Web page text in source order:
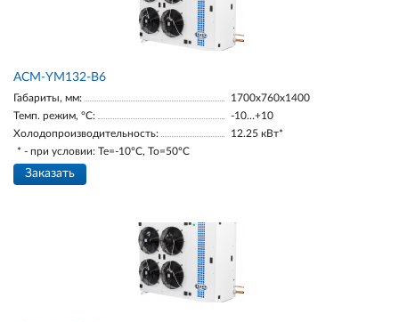
АСМ-YM132-В6
Габариты, мм:
1700х760х1400
Темп. режим, °С:
-10…+10
Холодопроизводительность:
12.25 кВт*
* - при условии: Te=-10ºC, To=50ºC
Заказать